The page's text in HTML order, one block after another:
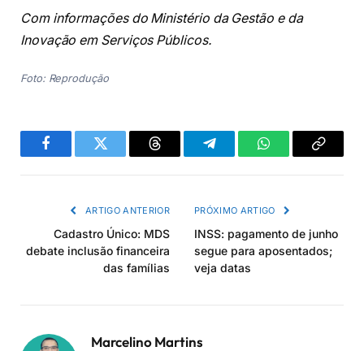
Com informações do Ministério da Gestão e da
Inovação em Serviços Públicos.
Foto: Reprodução
FacebookTwitter Threads TelegramWhatsAppCopiar
ARTIGO ANTERIOR
Cadastro Único: MDS
debate inclusão financeira
das famílias
PRÓXIMO ARTIGO
INSS: pagamento de junho
segue para aposentados;
veja datas
Marcelino Martins